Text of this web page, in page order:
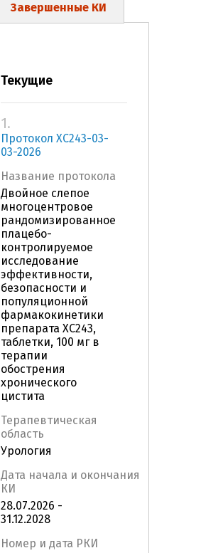
Завершенные КИ
Текущие
1.
Протокол ХС243-03-
03-2026
Название протокола
Двойное слепое
многоцентровое
рандомизированное
плацебо-
контролируемое
исследование
эффективности,
безопасности и
популяционной
фармакокинетики
препарата ХС243,
таблетки, 100 мг в
терапии
обострения
хронического
цистита
Терапевтическая
область
Урология
Дата начала и окончания
КИ
28.07.2026 -
31.12.2028
Номер и дата РКИ